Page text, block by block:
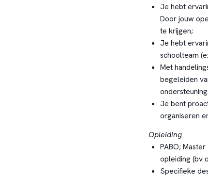
Je hebt
Door jouw
te krijgen;
Je hebt
schoolteam
Met
begeleiden
Je bent
organiseren
Opleiding
PABO;
opleiding (bv
Specifieke